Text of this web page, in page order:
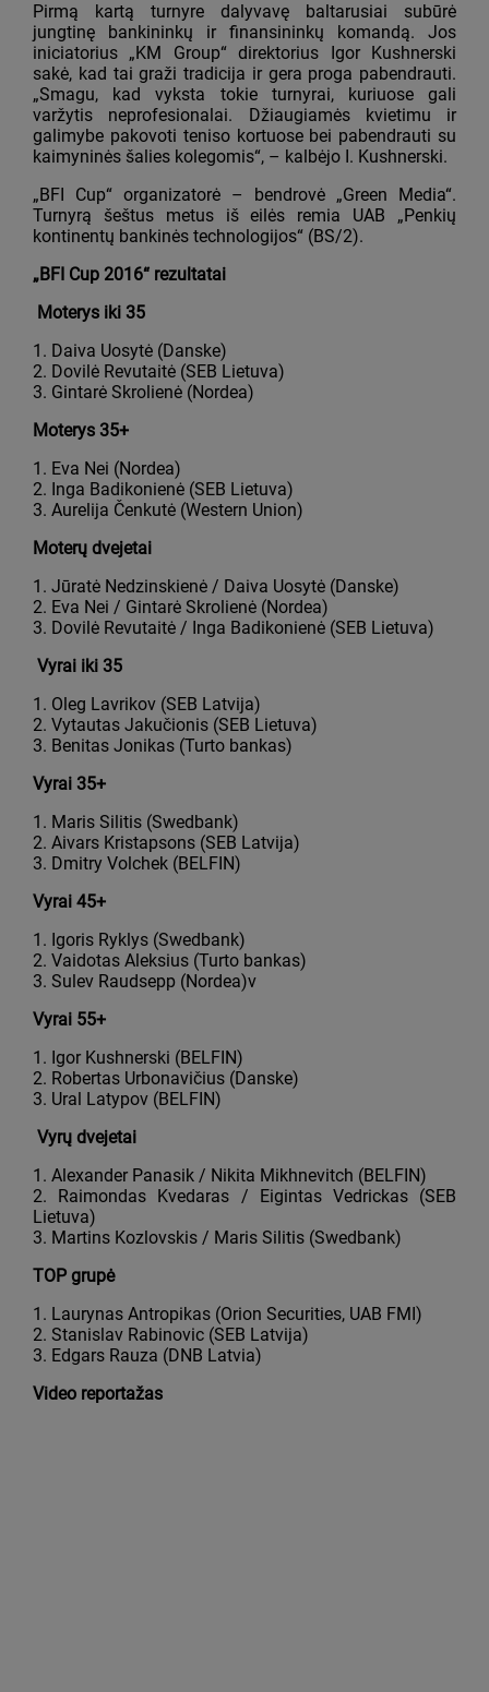
Pirmą kartą turnyre dalyvavę baltarusiai subūrė
jungtinę bankininkų ir finansininkų komandą. Jos
iniciatorius „KM Group“ direktorius Igor Kushnerski
sakė, kad tai graži tradicija ir gera proga pabendrauti.
„Smagu, kad vyksta tokie turnyrai, kuriuose gali
varžytis neprofesionalai. Džiaugiamės kvietimu ir
galimybe pakovoti teniso kortuose bei pabendrauti su
kaimyninės šalies kolegomis“, – kalbėjo I. Kushnerski.
„BFI Cup“ organizatorė – bendrovė „Green Media“.
Turnyrą šeštus metus iš eilės remia UAB „Penkių
kontinentų bankinės technologijos“ (BS/2).
„BFI Cup 2016“ rezultatai
Moterys iki 35
1. Daiva Uosytė (Danske)
2. Dovilė Revutaitė (SEB Lietuva)
3. Gintarė Skrolienė (Nordea)
Moterys 35+
1. Eva Nei (Nordea)
2. Inga Badikonienė (SEB Lietuva)
3. Aurelija Čenkutė (Western Union)
Moterų dvejetai
1. Jūratė Nedzinskienė / Daiva Uosytė (Danske)
2. Eva Nei / Gintarė Skrolienė (Nordea)
3. Dovilė Revutaitė / Inga Badikonienė (SEB Lietuva)
Vyrai iki 35
1. Oleg Lavrikov (SEB Latvija)
2. Vytautas Jakučionis (SEB Lietuva)
3. Benitas Jonikas (Turto bankas)
Vyrai 35+
1. Maris Silitis (Swedbank)
2. Aivars Kristapsons (SEB Latvija)
3. Dmitry Volchek (BELFIN)
Vyrai 45+
1. Igoris Ryklys (Swedbank)
2. Vaidotas Aleksius (Turto bankas)
3. Sulev Raudsepp (Nordea)v
Vyrai 55+
1. Igor Kushnerski (BELFIN)
2. Robertas Urbonavičius (Danske)
3. Ural Latypov (BELFIN)
Vyrų dvejetai
1. Alexander Panasik / Nikita Mikhnevitch (BELFIN)
2. Raimondas Kvedaras / Eigintas Vedrickas (SEB
Lietuva)
3. Martins Kozlovskis / Maris Silitis (Swedbank)
TOP grupė
1. Laurynas Antropikas (Orion Securities, UAB FMI)
2. Stanislav Rabinovic (SEB Latvija)
3. Edgars Rauza (DNB Latvia)
Video reportažas